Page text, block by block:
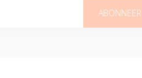
ABONNEER